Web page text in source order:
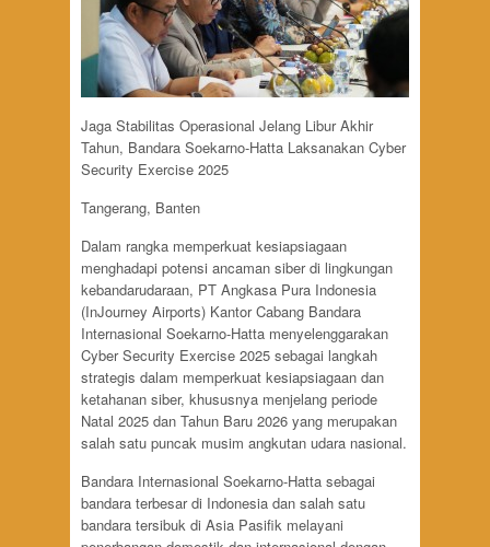
Jaga Stabilitas Operasional Jelang Libur Akhir
Tahun, Bandara Soekarno-Hatta Laksanakan Cyber
Security Exercise 2025
Tangerang, Banten
Dalam rangka memperkuat kesiapsiagaan
menghadapi potensi ancaman siber di lingkungan
kebandarudaraan, PT Angkasa Pura Indonesia
(InJourney Airports) Kantor Cabang Bandara
Internasional Soekarno-Hatta menyelenggarakan
Cyber Security Exercise 2025 sebagai langkah
strategis dalam memperkuat kesiapsiagaan dan
ketahanan siber, khususnya menjelang periode
Natal 2025 dan Tahun Baru 2026 yang merupakan
salah satu puncak musim angkutan udara nasional.
Bandara Internasional Soekarno-Hatta sebagai
bandara terbesar di Indonesia dan salah satu
bandara tersibuk di Asia Pasifik melayani